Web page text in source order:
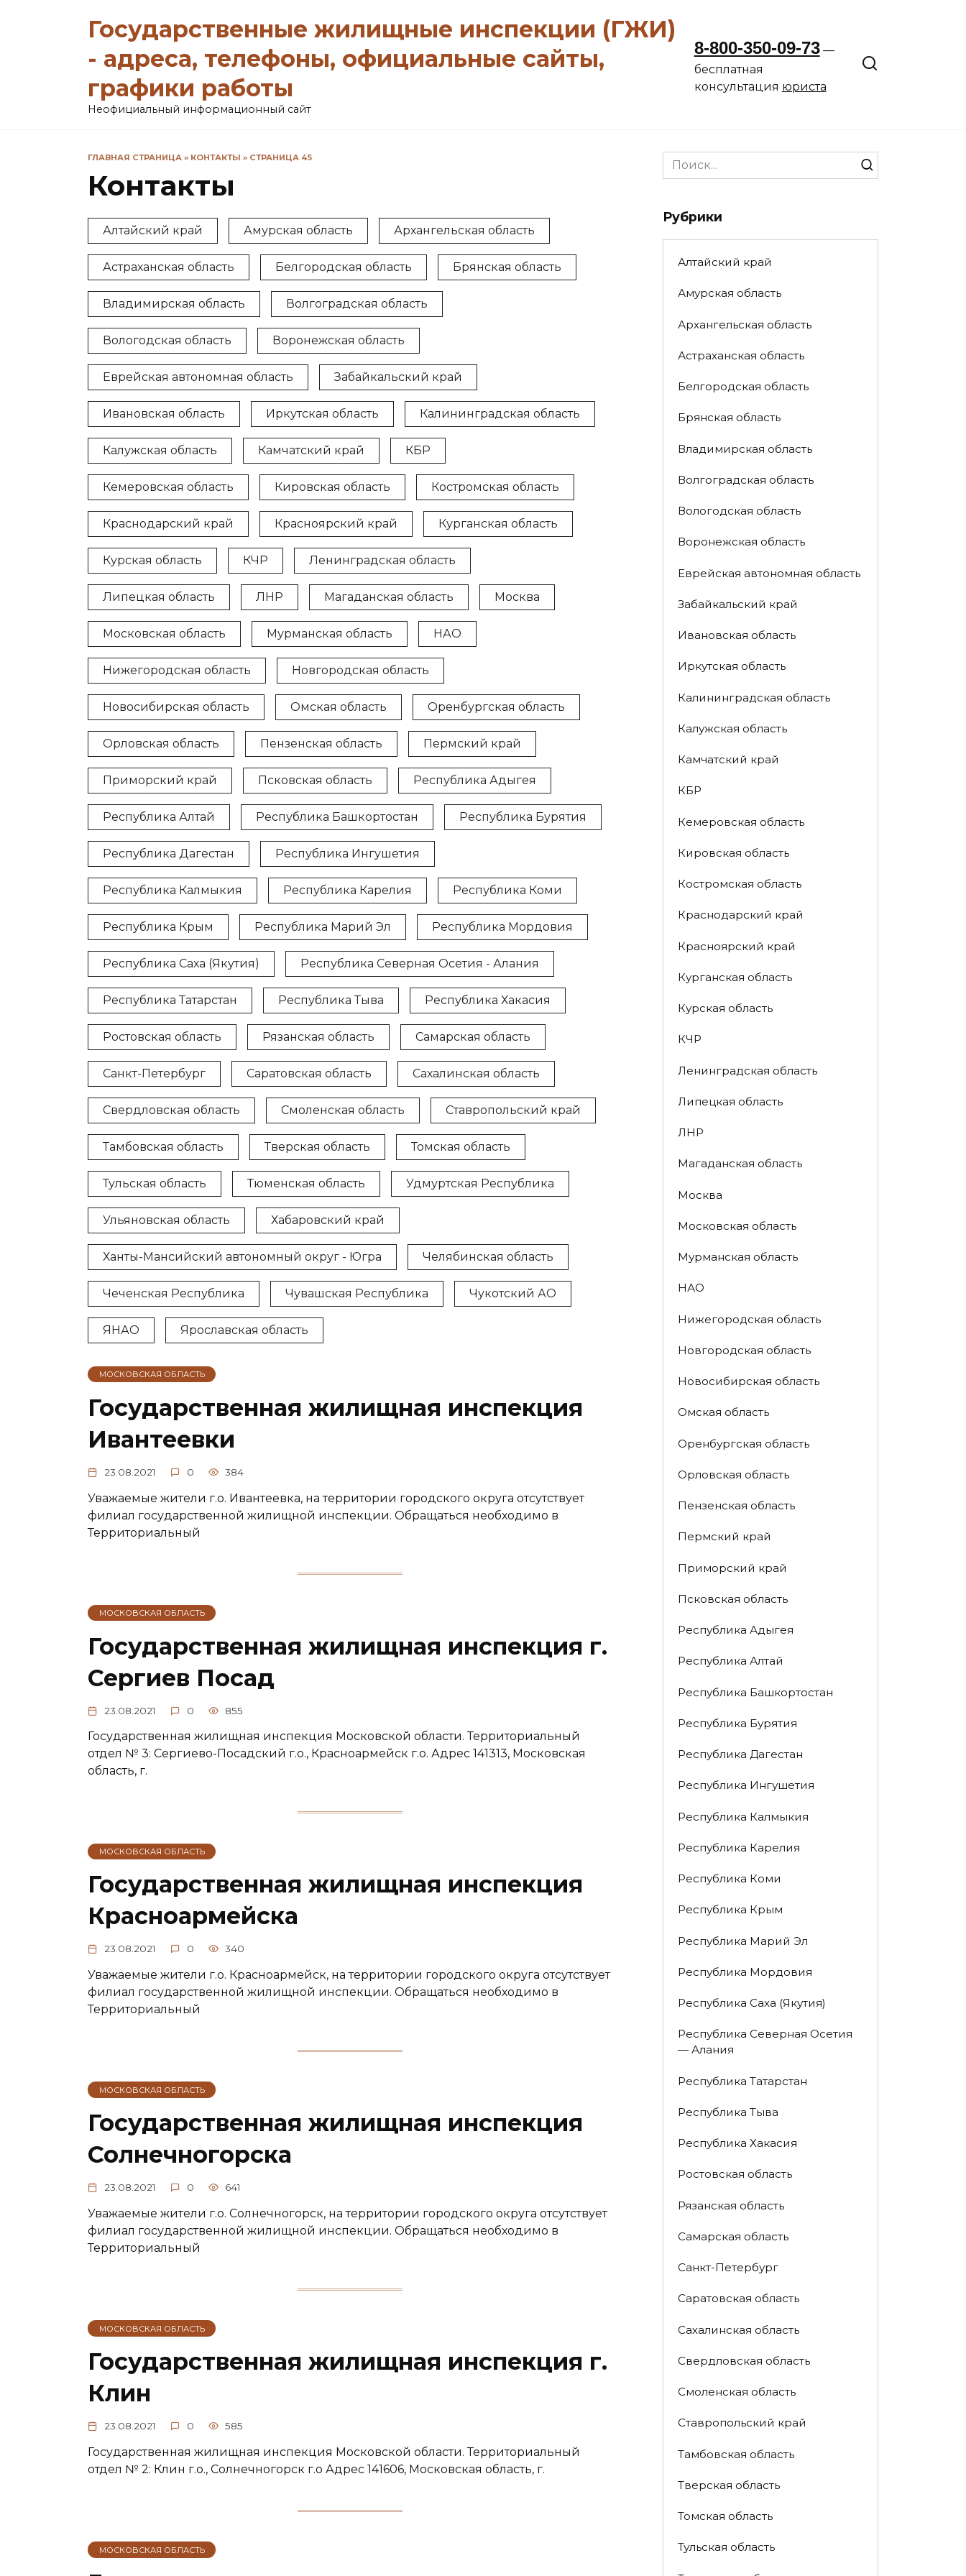
Государственные жилищные инспекции (ГЖИ)
- адреса, телефоны, официальные сайты,
графики работы
Неофициальный информационный сайт
8-800-350-09-73—
бесплатная
консультация юриста
ГЛАВНАЯ СТРАНИЦА » КОНТАКТЫ » СТРАНИЦА 45
Контакты
Алтайский край Амурская область Архангельская область
Астраханская область Белгородская область Брянская область
Владимирская область Волгоградская область
Вологодская область Воронежская область
Еврейская автономная область Забайкальский край
Ивановская область Иркутская область Калининградская область
Калужская область Камчатский край КБР
Кемеровская область Кировская область Костромская область
Краснодарский край Красноярский край Курганская область
Курская область КЧР Ленинградская область
Липецкая область ЛНР Магаданская область Москва
Московская область Мурманская область НАО
Нижегородская область Новгородская область
Новосибирская область Омская область Оренбургская область
Орловская область Пензенская область Пермский край
Приморский край Псковская область Республика Адыгея
Республика Алтай Республика Башкортостан Республика Бурятия
Республика Дагестан Республика Ингушетия
Республика Калмыкия Республика Карелия Республика Коми
Республика Крым Республика Марий Эл Республика Мордовия
Республика Саха (Якутия) Республика Северная Осетия - Алания
Республика Татарстан Республика Тыва Республика Хакасия
Ростовская область Рязанская область Самарская область
Санкт-Петербург Саратовская область Сахалинская область
Свердловская область Смоленская область Ставропольский край
Тамбовская область Тверская область Томская область
Тульская область Тюменская область Удмуртская Республика
Ульяновская область Хабаровский край
Ханты-Мансийский автономный округ - Югра Челябинская область
Чеченская Республика Чувашская Республика Чукотский АО
ЯНАО Ярославская область
МОСКОВСКАЯ ОБЛАСТЬ
Государственная жилищная инспекция
Ивантеевки
23.08.2021 0 384
Уважаемые жители г.о. Ивантеевка, на территории городского округа отсутствует
филиал государственной жилищной инспекции. Обращаться необходимо в
Территориальный
МОСКОВСКАЯ ОБЛАСТЬ
Государственная жилищная инспекция г.
Сергиев Посад
23.08.2021 0 855
Государственная жилищная инспекция Московской области. Территориальный
отдел № 3: Сергиево-Посадский г.о., Красноармейск г.о. Адрес 141313, Московская
область, г.
МОСКОВСКАЯ ОБЛАСТЬ
Государственная жилищная инспекция
Красноармейска
23.08.2021 0 340
Уважаемые жители г.о. Красноармейск, на территории городского округа отсутствует
филиал государственной жилищной инспекции. Обращаться необходимо в
Территориальный
МОСКОВСКАЯ ОБЛАСТЬ
Государственная жилищная инспекция
Солнечногорска
23.08.2021 0 641
Уважаемые жители г.о. Солнечногорск, на территории городского округа отсутствует
филиал государственной жилищной инспекции. Обращаться необходимо в
Территориальный
МОСКОВСКАЯ ОБЛАСТЬ
Государственная жилищная инспекция г.
Клин
23.08.2021 0 585
Государственная жилищная инспекция Московской области. Территориальный
отдел № 2: Клин г.о., Солнечногорск г.о Адрес 141606, Московская область, г.
МОСКОВСКАЯ ОБЛАСТЬ
Search
for:
Рубрики
Алтайский край
Амурская область
Архангельская область
Астраханская область
Белгородская область
Брянская область
Владимирская область
Волгоградская область
Вологодская область
Воронежская область
Еврейская автономная область
Забайкальский край
Ивановская область
Иркутская область
Калининградская область
Калужская область
Камчатский край
КБР
Кемеровская область
Кировская область
Костромская область
Краснодарский край
Красноярский край
Курганская область
Курская область
КЧР
Ленинградская область
Липецкая область
ЛНР
Магаданская область
Москва
Московская область
Мурманская область
НАО
Нижегородская область
Новгородская область
Новосибирская область
Омская область
Оренбургская область
Орловская область
Пензенская область
Пермский край
Приморский край
Псковская область
Республика Адыгея
Республика Алтай
Республика Башкортостан
Республика Бурятия
Республика Дагестан
Республика Ингушетия
Республика Калмыкия
Республика Карелия
Республика Коми
Республика Крым
Республика Марий Эл
Республика Мордовия
Республика Саха (Якутия)
Республика Северная Осетия
— Алания
Республика Татарстан
Республика Тыва
Республика Хакасия
Ростовская область
Рязанская область
Самарская область
Санкт-Петербург
Саратовская область
Сахалинская область
Свердловская область
Смоленская область
Ставропольский край
Тамбовская область
Тверская область
Томская область
Тульская область